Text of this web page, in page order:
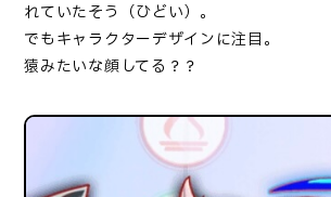
れていたそう（ひどい）。
でもキャラクターデザインに注目。
猿みたいな顔してる？？